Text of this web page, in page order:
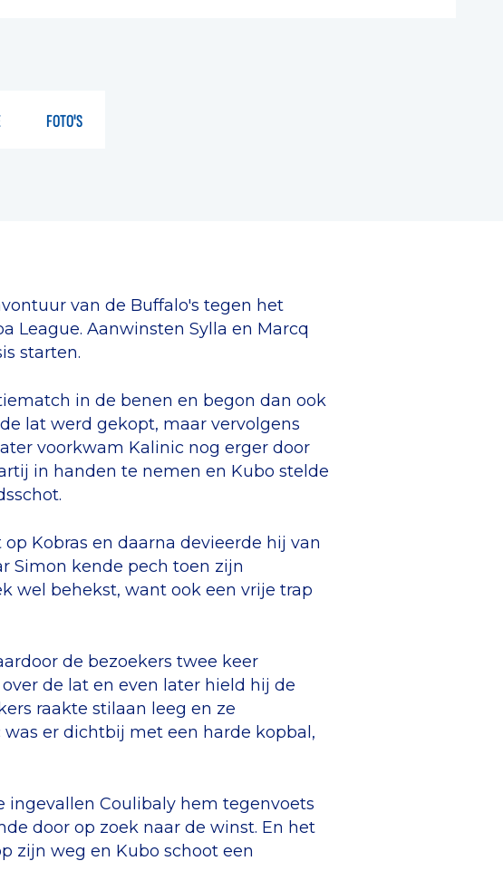
FOTO'S
van de Buffalo's tegen het
League. Aanwinsten Sylla en Marcq
starten.
in de benen en begon dan ook
lat werd gekopt, maar vervolgens
voorkwam Kalinic nog erger door
in handen te nemen en Kubo stelde
Kobras en daarna devieerde hij van
Simon kende pech toen zijn
wel behekst, want ook een vrije trap
de bezoekers twee keer
de lat en even later hield hij de
raakte stilaan leeg en ze
er dichtbij met een harde kopbal,
Coulibaly hem tegenvoets
door op zoek naar de winst. En het
zijn weg en Kubo schoot een